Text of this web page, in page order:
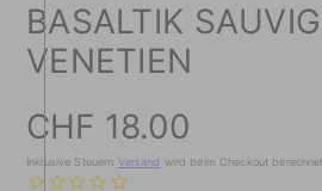
BASALTIK
VENETIEN
Preis
CHF 18.00
Inklusive Steuern Versand wird beim Checkout berechnet